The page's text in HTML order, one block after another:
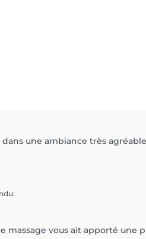
une ambiance très
:
massage vous ait apporté